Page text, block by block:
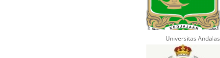
Universitas Andalas